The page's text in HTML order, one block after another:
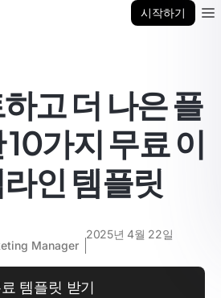
시작하기
고 더 나은 플
10가지 무료 이
인 템플릿
Manager
2025년 4월 22일
템플릿 받기